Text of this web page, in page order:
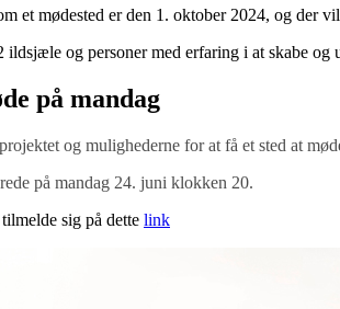
et mødested er den 1. oktober 2024, og der
ildsjæle og personer med erfaring i at skabe
på mandag
og mulighederne for at få et sted at
på mandag 24. juni klokken 20.
sig på dette link